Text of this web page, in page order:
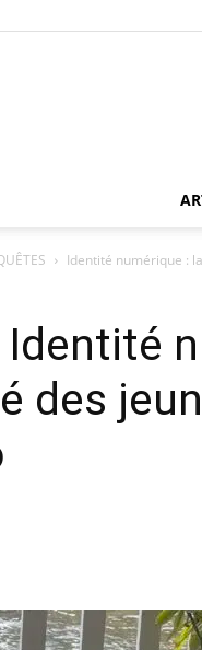
Identité numérique :
Identité
des